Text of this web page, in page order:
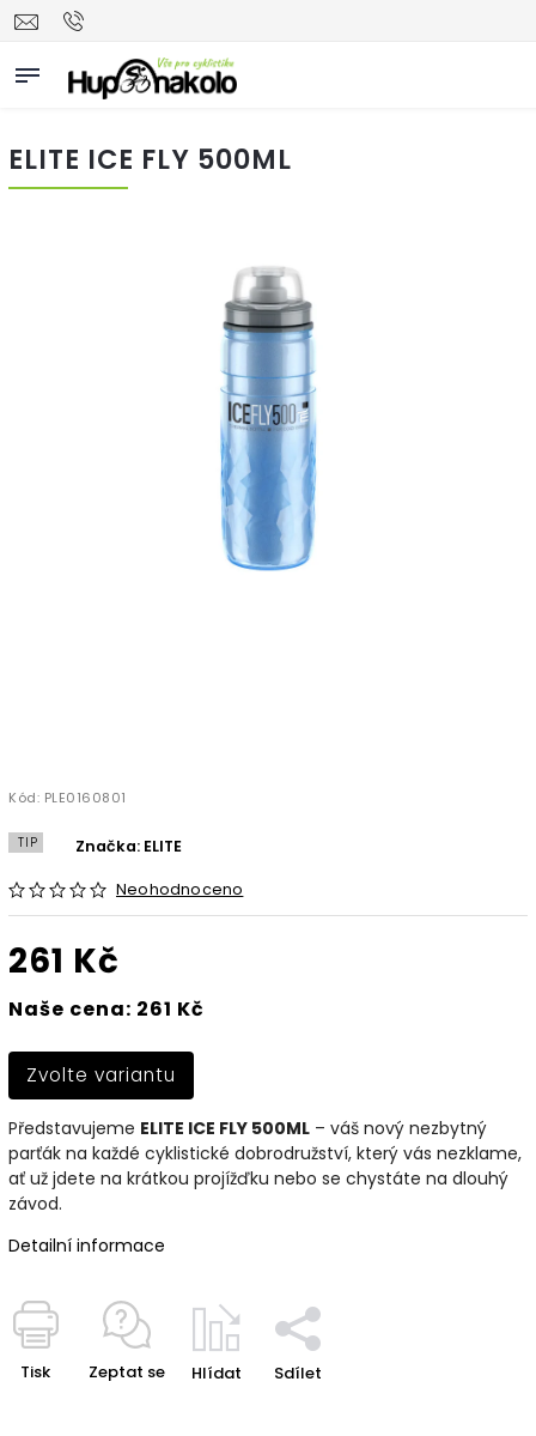
ELITE ICE FLY 500ML
Kód: PLE0160801
TIP
Neohodnoceno
Značka: ELITE
261 Kč
Naše cena: 261 Kč
Zvolte variantu
Představujeme ELITE ICE FLY 500ML – váš nový nezbytný
parťák na každé cyklistické dobrodružství, který vás nezklame,
ať už jdete na krátkou projížďku nebo se chystáte na dlouhý
závod.
Detailní informace
Tisk Zeptat se Hlídat Sdílet